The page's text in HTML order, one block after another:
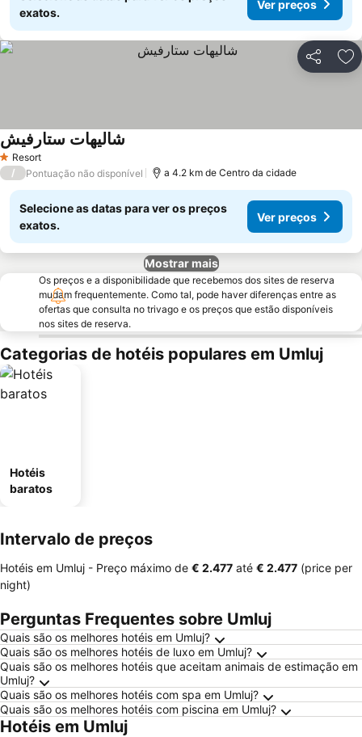
exatos.
Ver preços
Partilhar
1 Estrelas
Resort
شاليهات ستارفيش
/ Pontuação não disponível a 4.2 km de Centro da cidade
Selecione as datas para ver os preços
exatos.
Ver preços
Mostrar mais
Os preços e a disponibilidade que recebemos dos sites de reserva
mudam frequentemente. Como tal, pode haver diferenças entre as
ofertas que consulta no trivago e os preços que estão disponíveis
nos sites de reserva.
Categorias de hotéis populares em Umluj
Hotéis
baratos
Intervalo de preços
Hotéis em Umluj - Preço máximo de ‎€ 2.477 até ‎€ 2.477 (price per
night)
Perguntas Frequentes sobre Umluj
Quais são os melhores hotéis em Umluj?
Quais são os melhores hotéis de luxo em Umluj?
Quais são os melhores hotéis que aceitam animais de estimação em
Umluj?
Quais são os melhores hotéis com spa em Umluj?
Quais são os melhores hotéis com piscina em Umluj?
Hotéis em Umluj